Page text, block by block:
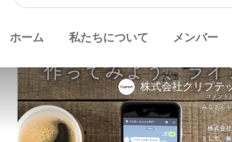
ホーム 私たちについて メンバー
株式会社クリプテ